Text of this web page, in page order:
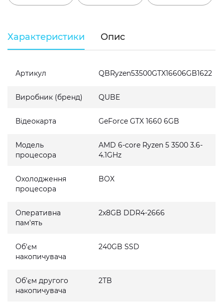
Характеристики Опис
Артикул QBRyzen53500GTX16606GB1622
Виробник (бренд) QUBE
Відеокарта GeForce GTX 1660 6GB
Модель
процесора
AMD 6-core Ryzen 5 3500 3.6-
4.1GHz
Охолодження
процесора
BOX
Оперативна
пам'ять
2x8GB DDR4-2666
Об'єм
накопичувача
240GB SSD
Об'єм другого
накопичувача
2TB